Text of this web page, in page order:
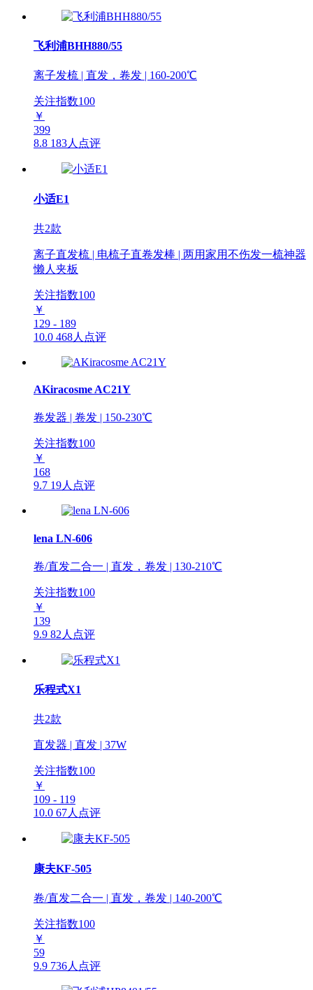
飞利浦BHH880/55
离子发梳 | 直发，卷发 | 160-200℃
关注指数100
￥
399
8.8 183人点评
小适E1
共2款
离子直发梳 | 电梳子直卷发棒 | 两用家用不伤发一梳神器
懒人夹板
关注指数100
￥
129 - 189
10.0 468人点评
AKiracosme AC21Y
卷发器 | 卷发 | 150-230℃
关注指数100
￥
168
9.7 19人点评
lena LN-606
卷/直发二合一 | 直发，卷发 | 130-210℃
关注指数100
￥
139
9.9 82人点评
乐程式X1
共2款
直发器 | 直发 | 37W
关注指数100
￥
109 - 119
10.0 67人点评
康夫KF-505
卷/直发二合一 | 直发，卷发 | 140-200℃
关注指数100
￥
59
9.9 736人点评